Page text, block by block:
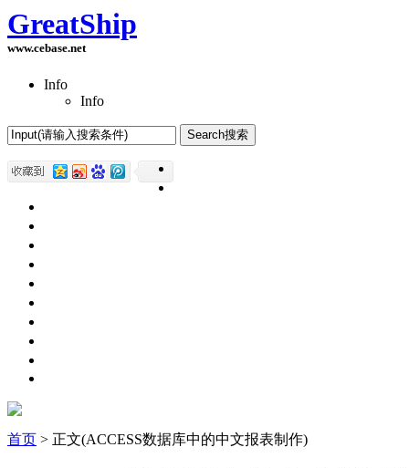
GreatShip
www.cebase.net
Info
Info
首页 > 正文(ACCESS数据库中的中文报表制作)